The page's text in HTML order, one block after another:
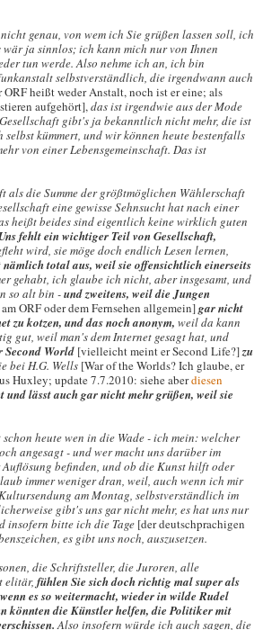
genau, von wem ich Sie grüßen lassen soll, ich
ja sinnlos; ich kann mich nur von Ihnen
tun werde. Also nehme ich an, ich bin
selbstverständlich, die irgendwann auch
ORF heißt weder Anstalt, noch ist er eine; als
aufgehört],das ist irgendwie aus der Mode
gibt's ja bekanntlich nicht mehr, die ist
kümmert, und wir können heute bestenfalls
von einer Lebensgemeinschaft. Das ist
die Summe der größtmöglichen Wählerschaft
eine gewisse Sehnsucht hat nach einer
heißt beides sind eigentlich keine wirklich guten
Uns fehlt ein wichtiger Teil von Gesellschaft,
wird, sie möge doch endlich Lesen lernen,
total aus, weil sie offensichtlich einerseits
gehabt, ich glaube ich nicht, aber insgesamt, und
so alt bin -und zweitens, weil die Jungen
ORF oder dem Fernsehen allgemein]gar nicht
zu kotzen, und das noch anonym, weil da kann
gut, weil man's dem Internet gesagt hat, und
World [vielleicht meint er Second Life?]zu
bei H.G. Wells [War of the Worlds? Ich glaube, er
Huxley; update 7.7.2010: siehe aberdiesen
und lässt auch gar nicht mehr grüßen, weil sie
heute wen in die Wade - ich mein: welcher
angesagt - und wer macht uns darüber im
befinden, und ob die Kunst hilft oder
immer weniger dran, weil, auch wenn ich mir
am Montag, selbstverständlich im
gibt's uns gar nicht mehr, es hat uns nur
insofern bitte ich die Tage [der deutschprachigen
es gibt uns noch, auszusetzen.
die Schriftsteller, die Juroren, alle
elitär, fühlen Sie sich doch richtig mal super als
es so weitermacht, wieder in wilde Rudel
könnten die Künstler helfen, die Politiker mit
Also insofern würde ich auch sagen, die